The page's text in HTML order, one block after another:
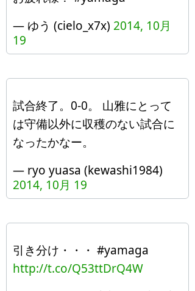
— ゆう (cielo_x7x) 2014, 10月
19
試合終了。0-0。 山雅にとって
は守備以外に収穫のない試合に
なったかなー。
— ryo yuasa (kewashi1984)
2014, 10月 19
引き分け・・・ #yamaga
http://t.co/Q53ttDrQ4W